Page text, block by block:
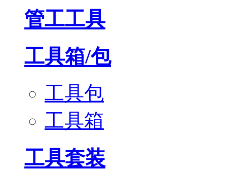
管工工具
工具箱/包
工具包
工具箱
工具套装